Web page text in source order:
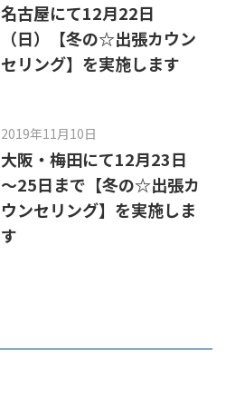
名古屋にて12月22日
（日）【冬の☆出張カウン
セリング】を実施します
2019年11月10日
大阪・梅田にて12月23日
～25日まで【冬の☆出張カ
ウンセリング】を実施しま
す